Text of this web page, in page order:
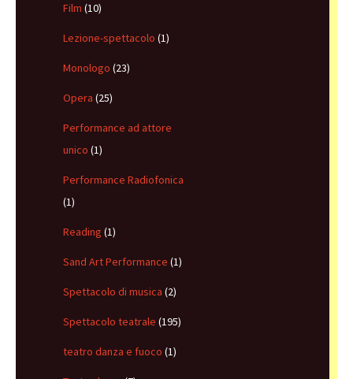
Film (10)
Lezione-spettacolo (1)
Monologo (23)
Opera (25)
Performance ad attore
unico (1)
Performance Radiofonica
(1)
Reading (1)
Sand Art Performance (1)
Spettacolo di musica (2)
Spettacolo teatrale (195)
teatro danza e fuoco (1)